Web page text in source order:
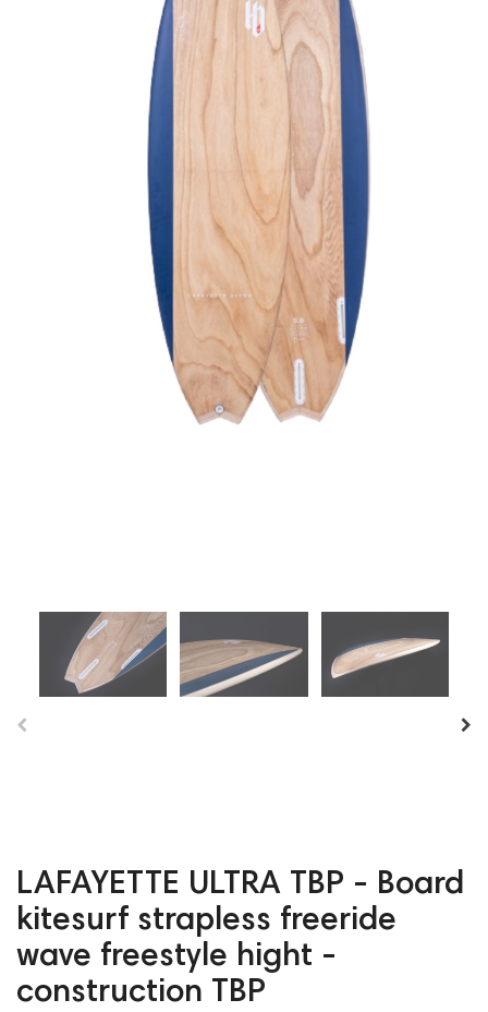
LAFAYETTE ULTRA TBP - Board
kitesurf strapless freeride
wave freestyle hight -
construction TBP